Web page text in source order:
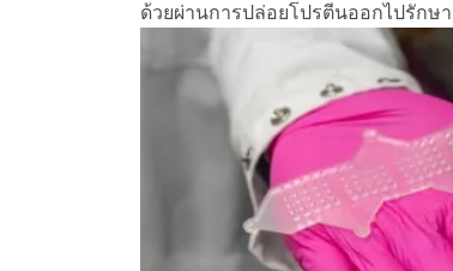
ด้วยผ่านการปล่อยโปรตีนออกไปรักษ